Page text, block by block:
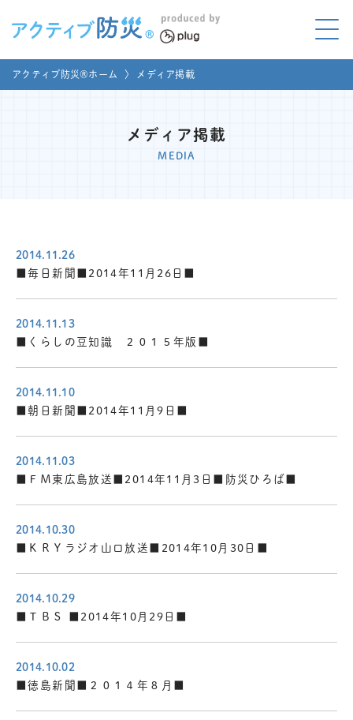
アクティブ防災とは?
メディア掲載
MEDIA
お問い合わせ
アクティブ防災®ホーム 〉 メディア掲載
メディア掲載
MEDIA
2014.11.26
■毎日新聞■2014年11月26日■
2014.11.13
■くらしの豆知識 ２０１５年版■
2014.11.10
■朝日新聞■2014年11月9日■
2014.11.03
■ＦＭ東広島放送■2014年11月3日■防災ひろば■
2014.10.30
■ＫＲＹラジオ山口放送■2014年10月30日■
2014.10.29
■ＴＢＳ ■2014年10月29日■
2014.10.02
■徳島新聞■２０１４年８月■